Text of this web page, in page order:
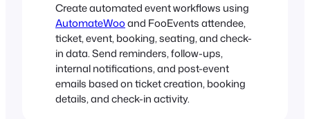
Create automated event workflows using
AutomateWooand FooEvents attendee,
ticket, event, booking, seating, and check-
in data. Send reminders, follow-ups,
internal notifications, and post-event
emails based on ticket creation, booking
details, and check-in activity.